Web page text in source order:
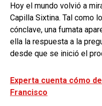
Hoy el mundo volvió a
Capilla Sixtina. Tal como
cónclave, una fumata
ella la respuesta a la
desde que se inició el
Experta cuenta cómo
Francisco